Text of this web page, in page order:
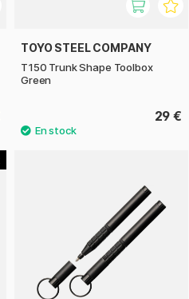
TOYO STEEL COMPANY
T150 Trunk Shape Toolbox
Green
29 €